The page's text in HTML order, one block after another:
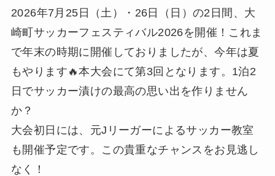
2026年7月25日（土）・26日（日）の2日間、大
崎町サッカーフェスティバル2026を開催！これま
で年末の時期に開催しておりましたが、今年は夏
もやります🔥本大会にて第3回となります。1泊2
日でサッカー漬けの最高の思い出を作りません
か？
大会初日には、元Jリーガーによるサッカー教室
も開催予定です。この貴重なチャンスをお見逃し
なく！